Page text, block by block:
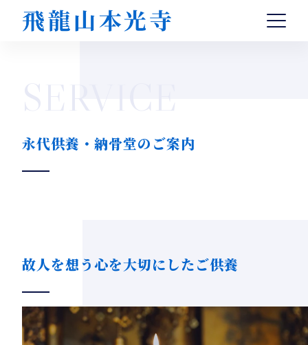
飛龍山本光寺について
法要・仏事
永代供養・納骨堂
SERVICE
永代供養・納骨堂のご案内
故人を想う心を大切にしたご供養